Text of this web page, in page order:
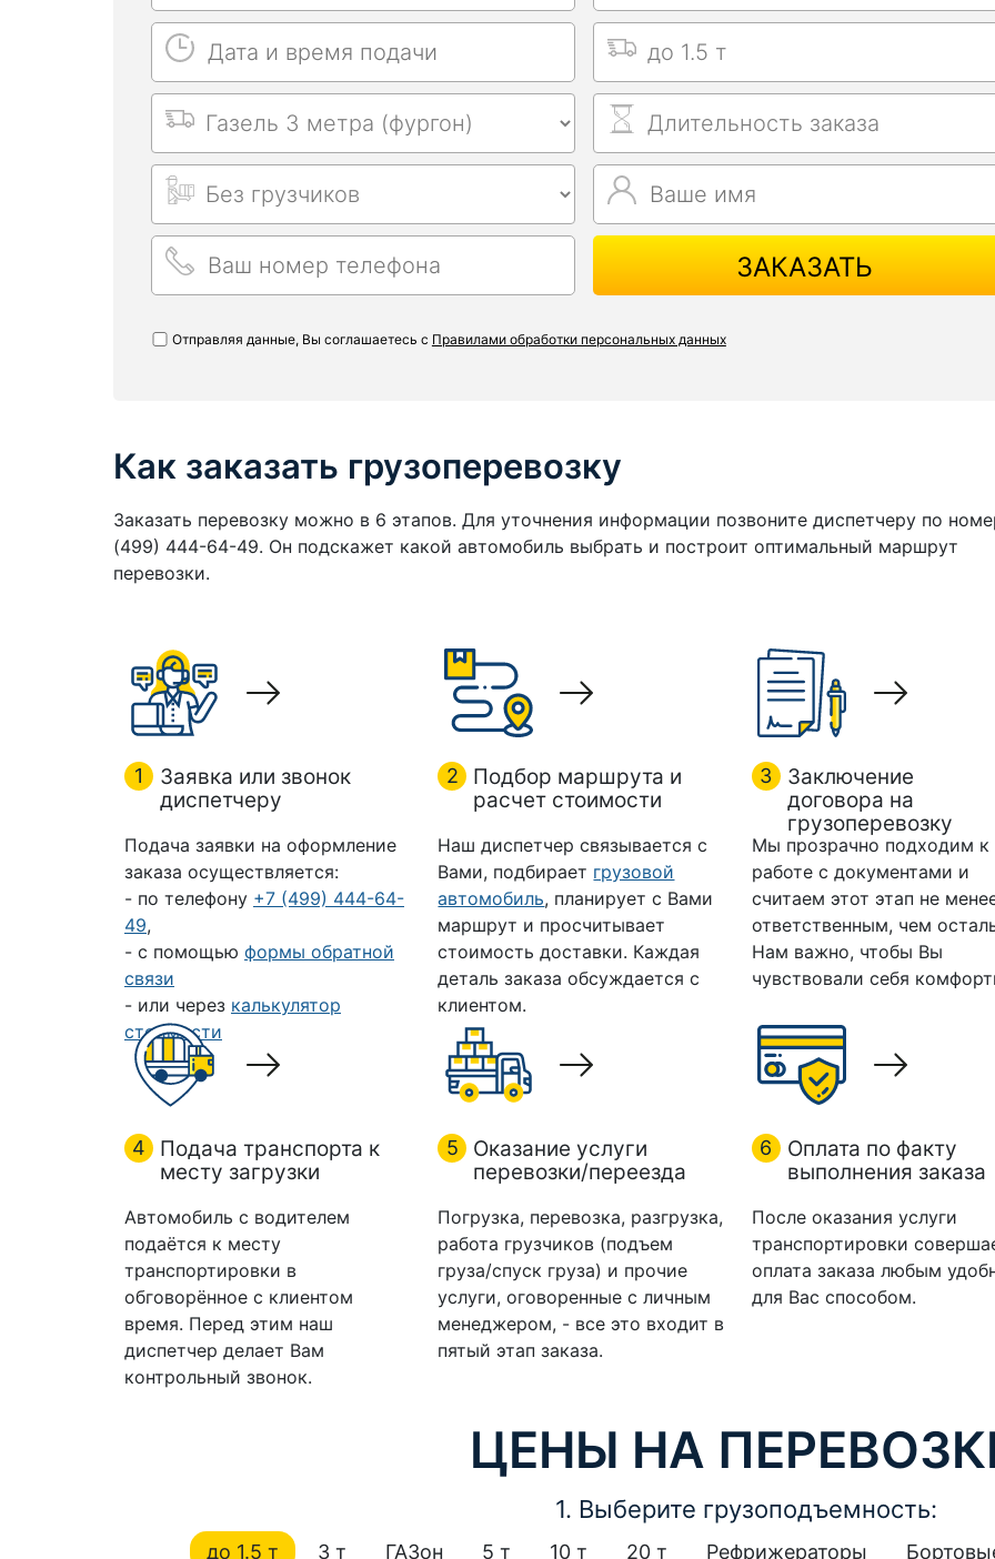
Дата и время подачи
Дата и время подачи Выбрать тип машины
Выбрать машину Длительность заказа
Длительность заказа Ваше имяВаше имя
Ваш номер телефона
Ваш номер ЗАКАЗАТЬ
Отправляя данные, Вы соглашаетесь с Правилами обработки персональных данных
Как заказать грузоперевозку
Заказать перевозку можно в 6 этапов. Для уточнения информации позвоните диспетчеру по
(499) 444-64-49. Он подскажет какой автомобиль выбрать и построит оптимальный маршрут
перевозки.
1
Заявка или звонок
диспетчеру
Подача заявки на оформление
заказа осуществляется:
- по телефону +7 (499) 444-64-
49,
- с помощью формы обратной
связи
- или через калькулятор
стоимости
2
Подбор маршрута и
расчет стоимости
Наш диспетчер связывается с
Вами, подбирает грузовой
автомобиль, планирует с Вами
маршрут и просчитывает
стоимость доставки. Каждая
деталь заказа обсуждается с
клиентом.
3
Заключение
договора на
грузоперевозку
Мы прозрачно подходим к
работе с документами и
считаем этот этап не
ответственным, чем
Нам важно, чтобы Вы
чувствовали себя
4
Подача транспорта к
месту загрузки
Автомобиль с водителем
подаётся к месту
транспортировки в
обговорённое с клиентом
время. Перед этим наш
диспетчер делает Вам
контрольный звонок.
5
Оказание услуги
перевозки/переезда
Погрузка, перевозка, разгрузка,
работа грузчиков (подъем
груза/спуск груза) и прочие
услуги, оговоренные с личным
менеджером, - все это входит в
пятый этап заказа.
6
Оплата по факту
выполнения заказа
После оказания услуги
транспортировки
оплата заказа любым
для Вас способом.
ЦЕНЫ НА
1. Выберите грузоподъемность:
до 1.5 т 3 т ГАЗон 5 т 10 т 20 т Рефрижераторы